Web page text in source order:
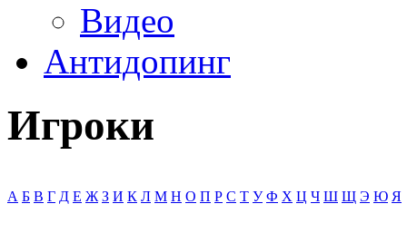
Видео
Антидопинг
Игроки
А Б В Г Д Е Ж З И К Л М Н О П Р С Т У Ф Х Ц Ч Ш Щ Э Ю Я